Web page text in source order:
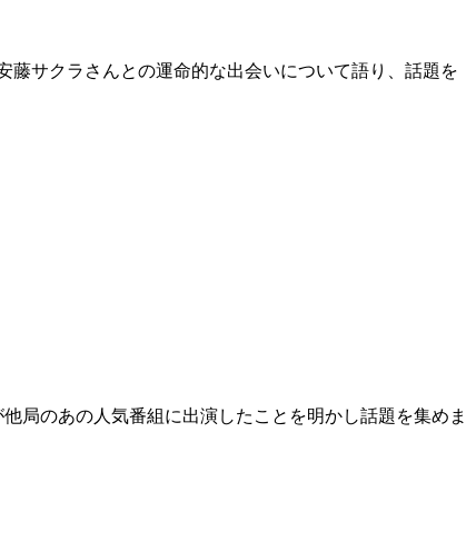
サクラさんとの運命的な出会いについて語り、話題を
局のあの人気番組に出演したことを明かし話題を集めま